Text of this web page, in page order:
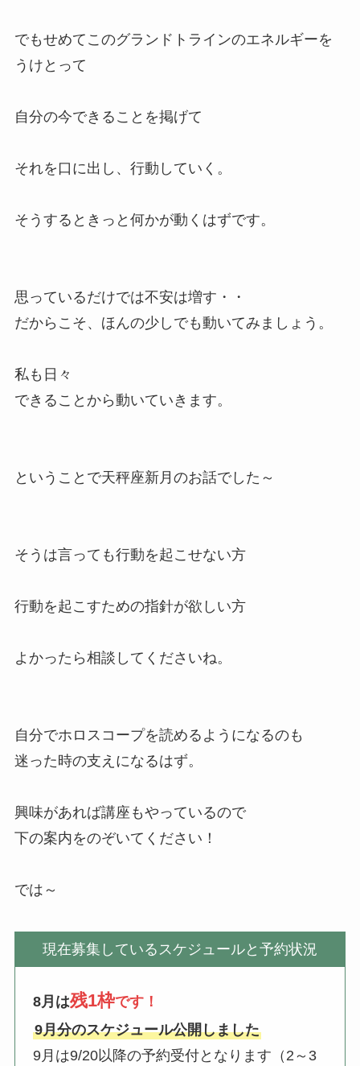
でもせめてこのグランドトラインのエネルギーを
うけとって
自分の今できることを掲げて
それを口に出し、行動していく。
そうするときっと何かが動くはずです。
思っているだけでは不安は増す・・
だからこそ、ほんの少しでも動いてみましょう。
私も日々
できることから動いていきます。
ということで天秤座新月のお話でした～
そうは言っても行動を起こせない方
行動を起こすための指針が欲しい方
よかったら相談してくださいね。
自分でホロスコープを読めるようになるのも
迷った時の支えになるはず。
興味があれば講座もやっているので
下の案内をのぞいてください！
では～
現在募集しているスケジュールと予約状況
8月は残1枠です！
9月分のスケジュール公開しました
9月は9/20以降の予約受付となります（2～3